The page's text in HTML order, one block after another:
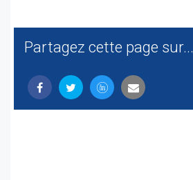
Partagez cette page sur...